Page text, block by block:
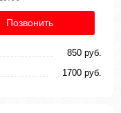
Позвонить
850 руб.
1700 руб.